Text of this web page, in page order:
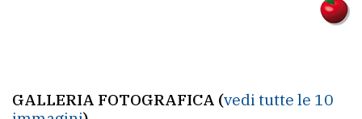
GALLERIA FOTOGRAFICA (vedi tutte le 10